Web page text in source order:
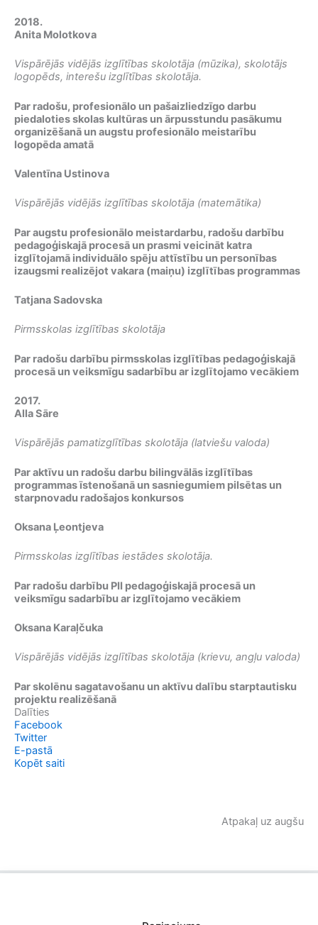
2018.
Anita Molotkova
Vispārējās vidējās izglītības skolotāja (mūzika), skolotājs
logopēds, interešu izglītības skolotāja.
Par radošu, profesionālo un pašaizliedzīgo darbu
piedaloties skolas kultūras un ārpusstundu pasākumu
organizēšanā un augstu profesionālo meistarību
logopēda amatā
Valentīna Ustinova
Vispārējās vidējās izglītības skolotāja (matemātika)
Par augstu profesionālo meistardarbu, radošu darbību
pedagoģiskajā procesā un prasmi veicināt katra
izglītojamā individuālo spēju attīstību un personības
izaugsmi realizējot vakara (maiņu) izglītības programmas
Tatjana Sadovska
Pirmsskolas izglītības skolotāja
Par radošu darbību pirmsskolas izglītības pedagoģiskajā
procesā un veiksmīgu sadarbību ar izglītojamo vecākiem
2017.
Alla Sāre
Vispārējās pamatizglītības skolotāja (latviešu valoda)
Par aktīvu un radošu darbu bilingvālās izglītības
programmas īstenošanā un sasniegumiem pilsētas un
starpnovadu radošajos konkursos
Oksana Ļeontjeva
Pirmsskolas izglītības iestādes skolotāja.
Par radošu darbību PII pedagoģiskajā procesā un
veiksmīgu sadarbību ar izglītojamo vecākiem
Oksana Karaļčuka
Vispārējās vidējās izglītības skolotāja (krievu, angļu valoda)
Par skolēnu sagatavošanu un aktīvu dalību starptautisku
projektu realizēšanā
Dalīties
Facebook
Twitter
E-pastā
Kopēt saiti
Atpakaļ uz augšu